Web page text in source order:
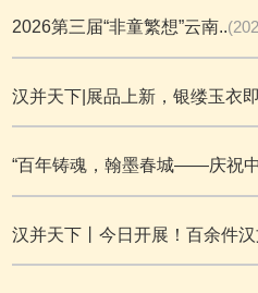
2026第三届“非童繁想”云南..
汉并天下|展品上新，银缕玉衣
“百年铸魂，翰墨春城——庆祝
汉并天下丨今日开展！百余件汉